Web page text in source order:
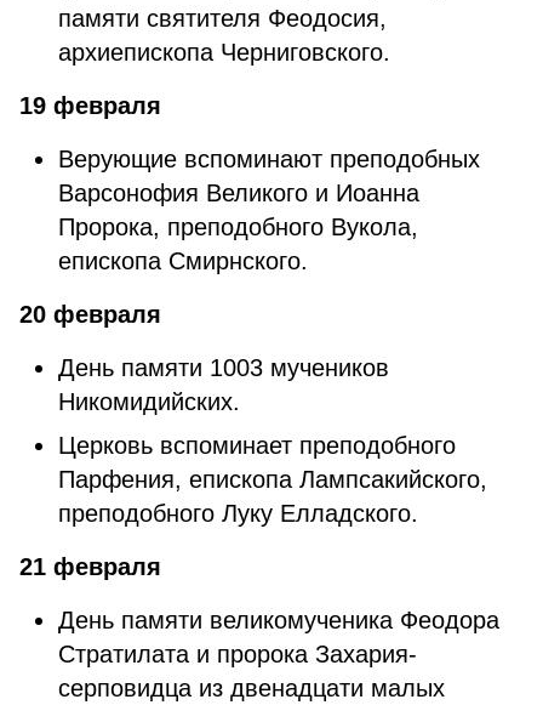
памяти святителя Феодосия,
архиепископа Черниговского.
19 февраля
Верующие вспоминают преподобных
Варсонофия Великого и Иоанна
Пророка, преподобного Вукола,
епископа Смирнского.
20 февраля
День памяти 1003 мучеников
Никомидийских.
Церковь вспоминает преподобного
Парфения, епископа Лампсакийского,
преподобного Луку Елладского.
21 февраля
День памяти великомученика Феодора
Стратилата и пророка Захария-
серповидца из двенадцати малых